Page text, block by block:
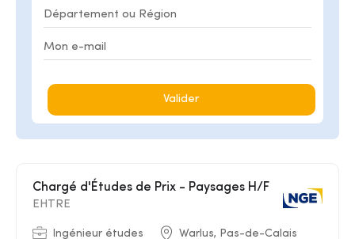
Valider
Chargé d'Études de Prix - Paysages H/F
EHTRE
Ingénieur études Warlus, Pas-de-Calais